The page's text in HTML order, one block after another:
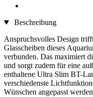
Beschreibung
Anspruchsvolles Design
Glasscheiben dieses
verbunden. Das maximiert
und sorgt zudem für eine
enthaltene Ultra Slim BT-
verschiedenste
Wünschen angepasst